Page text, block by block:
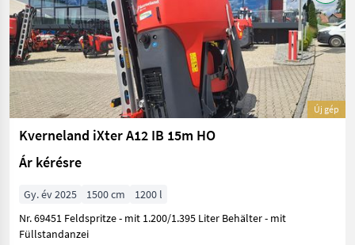
Új gép
Kverneland iXter A12 IB 15m HO
Ár kérésre
Gy. év 2025 1500 cm
1200 l
Nr. 69451 Feldspritze - mit 1.200/1.395 Liter Behälter - mit
Füllstandanzei